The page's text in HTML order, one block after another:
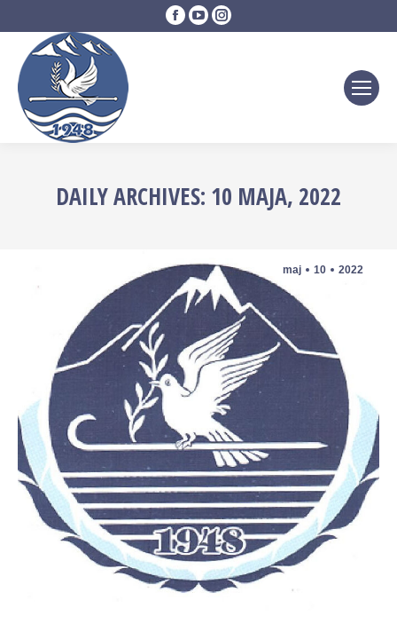
Facebook
page
YouTube
page
Instagram
page
DAILY ARCHIVES: 10 MAJA, 2022
maj 10 2022